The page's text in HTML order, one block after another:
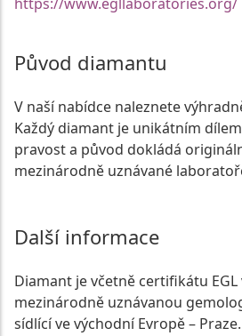
Původ diamantu
V naší nabídce naleznete
Každý diamant je unikátním
pravost a původ dokládá
mezinárodně uznávané
Další informace
Diamant je včetně certifikátu
mezinárodně uznávanou
sídlící ve východní Evropě – Praze.